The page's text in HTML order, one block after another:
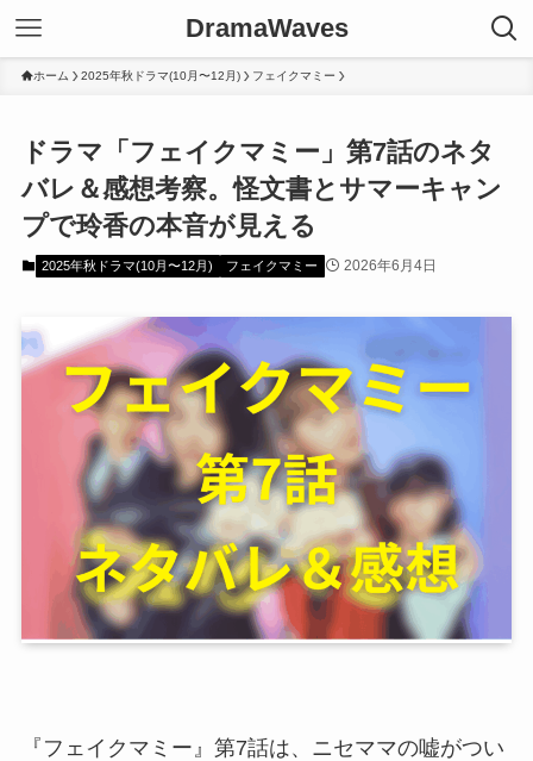
DramaWaves
ホーム 2025年秋ドラマ(10月〜12月) フェイクマミー
ドラマ「フェイクマミー」第7話のネタ
バレ＆感想考察。怪文書とサマーキャン
プで玲香の本音が見える
2025年秋ドラマ(10月〜12月) フェイクマミー 2026年6月4日
『フェイクマミー』第7話は、ニセママの嘘がつい